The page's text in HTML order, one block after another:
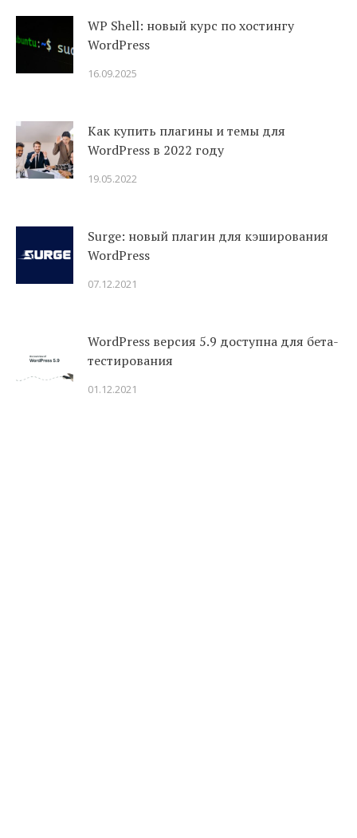
WP Shell: новый курс по хостингу
WordPress
16.09.2025
Как купить плагины и темы для
WordPress в 2022 году
19.05.2022
Surge: новый плагин для кэширования
WordPress
07.12.2021
WordPress версия 5.9 доступна для бета-
тестирования
01.12.2021